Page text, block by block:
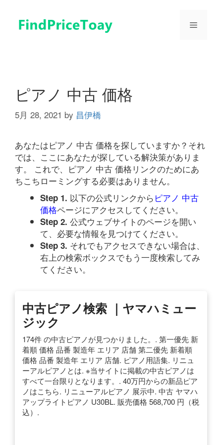
メ
ピアノ 中古 価格
5月 28, 2021 by 昌伊橋
あなたはピアノ 中古 価格を探していますか？それ
では、ここにあなたが探している解決策がありま
す。 これで、ピアノ 中古 価格リンクのためにあ
ちこちローミングする必要はありません。
Step 1. 以下の公式リンクから ピアノ 中古
価格ページにアクセスしてください。
Step 2. 公式ウェブサイトのページを開い
て、必要な情報を見つけてください。
Step 3. それでもアクセスできない場合は、
右上の検索ボックスでもう一度検索してみ
てください。
中古ピアノ検索 ｜ヤマハミュー
ジック
174件 の中古ピアノが見つかりました。. 第一優先 新
着順 価格 品番 製造年 エリア 店舗 第二優先 新着順
価格 品番 製造年 エリア 店舗. ピアノ用語集. リニュ
ーアルピアノとは. ※当サイトに掲載の中古ピアノは
すべて一台限りとなります。. 40万円からの新品ピア
ノはこちら. リニューアルピアノ 展示中. 中古 ヤマハ
アップライトピアノ U30BL. 販売価格 568,700 円（税
込）.